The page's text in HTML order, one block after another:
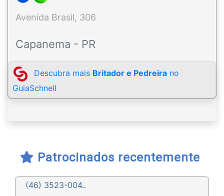
Avenida Brasil, 306
Capanema - PR
Descubra mais Britador e Pedreira no
GuiaSchnell
Patrocinados recentemente
(46) 3523-004..